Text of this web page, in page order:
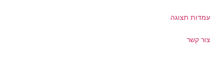
עמדות תצוגה
צור קשר